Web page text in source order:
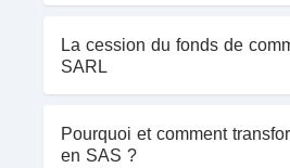
La cession du fonds de
SARL
Pourquoi et comment
en SAS ?